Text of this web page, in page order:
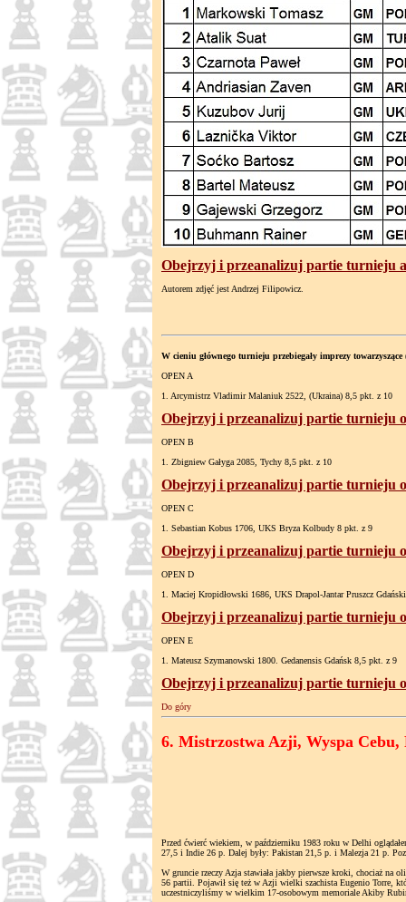
Obejrzyj i przeanalizuj partie turnieju
Autorem zdjęć jest Andrzej Filipowicz.
W cieniu głównego turnieju przebiegały imprezy towarzyszące
OPEN A
1. Arcymistrz Vladimir Malaniuk 2522, (Ukraina) 8,5 pkt. z 10
Obejrzyj i przeanalizuj partie turnieju
OPEN B
1. Zbigniew Gałyga 2085, Tychy 8,5 pkt. z 10
Obejrzyj i przeanalizuj partie turnieju
OPEN C
1. Sebastian Kobus 1706, UKS Bryza Kolbudy 8 pkt. z 9
Obejrzyj i przeanalizuj partie turnieju
OPEN D
1. Maciej Kropidłowski 1686, UKS Drapol-Jantar Pruszcz
Obejrzyj i przeanalizuj partie turnieju
OPEN E
1. Mateusz Szymanowski 1800. Gedanensis Gdańsk 8,5 pkt. z 9
Obejrzyj i przeanalizuj partie turnieju
Do góry
6. Mistrzostwa Azji, Wyspa Cebu,
Przed ćwierć wiekiem, w październiku 1983 roku w Delhi
27,5 i Indie 26 p. Dalej były: Pakistan 21,5 p. i Malezja 21 p.
W gruncie rzeczy Azja stawiała jakby pierwsze kroki, chociaż na
56 partii. Pojawił się też w Azji wielki szachista Eugenio Torre,
uczestniczyliśmy w wielkim 17-osobowym memoriale Akiby